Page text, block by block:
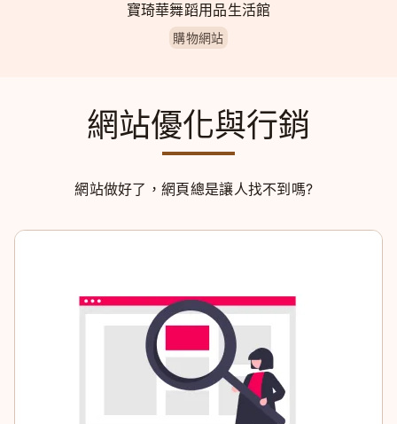
寶琦華舞蹈用品生活館
購物網站
網站優化與行銷
網站做好了，網頁總是讓人找不到嗎?